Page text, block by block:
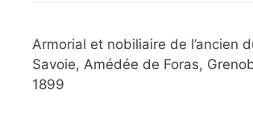
Armorial et nobiliaire de l’ancien
Savoie, Amédée de Foras,
1899